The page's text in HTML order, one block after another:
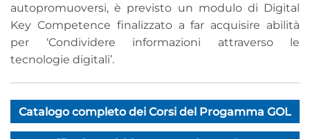
autopromuoversi, è previsto un modulo di Digital
Key Competence finalizzato a far acquisire abilità
per ‘Condividere informazioni attraverso le
tecnologie digitali’.
Catalogo completo dei Corsi del Progamma GOL